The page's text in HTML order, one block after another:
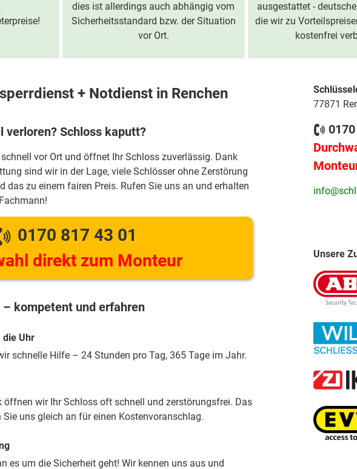
dies ist allerdings auch abhängig vom
Sicherheitsstandard bzw. der Situation
vor Ort.
ausgestattet -
die wir zu
kostenfrei
+ Notdienst in Renchen
verloren? Schloss kaputt?
vor Ort und öffnet Ihr Schloss zuverlässig. Dank
sind wir in der Lage, viele Schlösser ohne Zerstörung
das zu einem fairen Preis. Rufen Sie uns an und erhalten
0170 817 43 01
direkt zum Monteur
– kompetent und erfahren
die Uhr
schnelle Hilfe – 24 Stunden pro Tag, 365 Tage im Jahr.
öffnen wir Ihr Schloss oft schnell und zerstörungsfrei. Das
Sie uns gleich an für einen Kostenvoranschlag.
es um die Sicherheit geht! Wir kennen uns aus und
77871
Unsere